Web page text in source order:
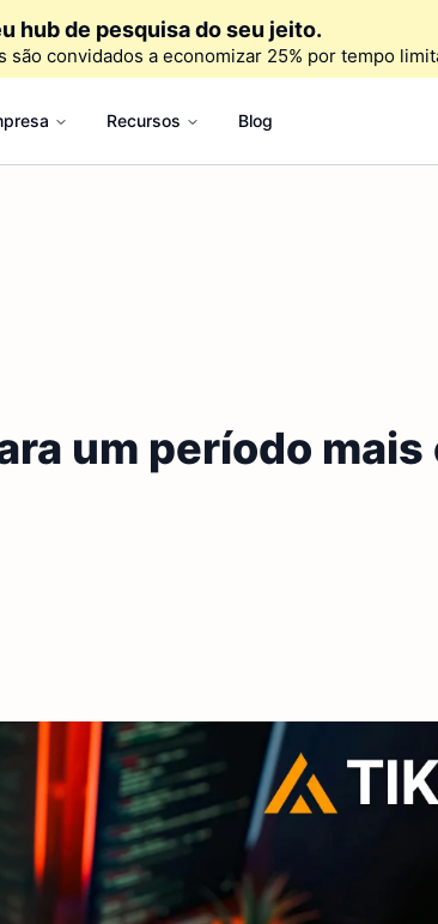
hub de pesquisa do seu jeito.
são convidados a economizar 25% por tempo
Recursos Blog
um período